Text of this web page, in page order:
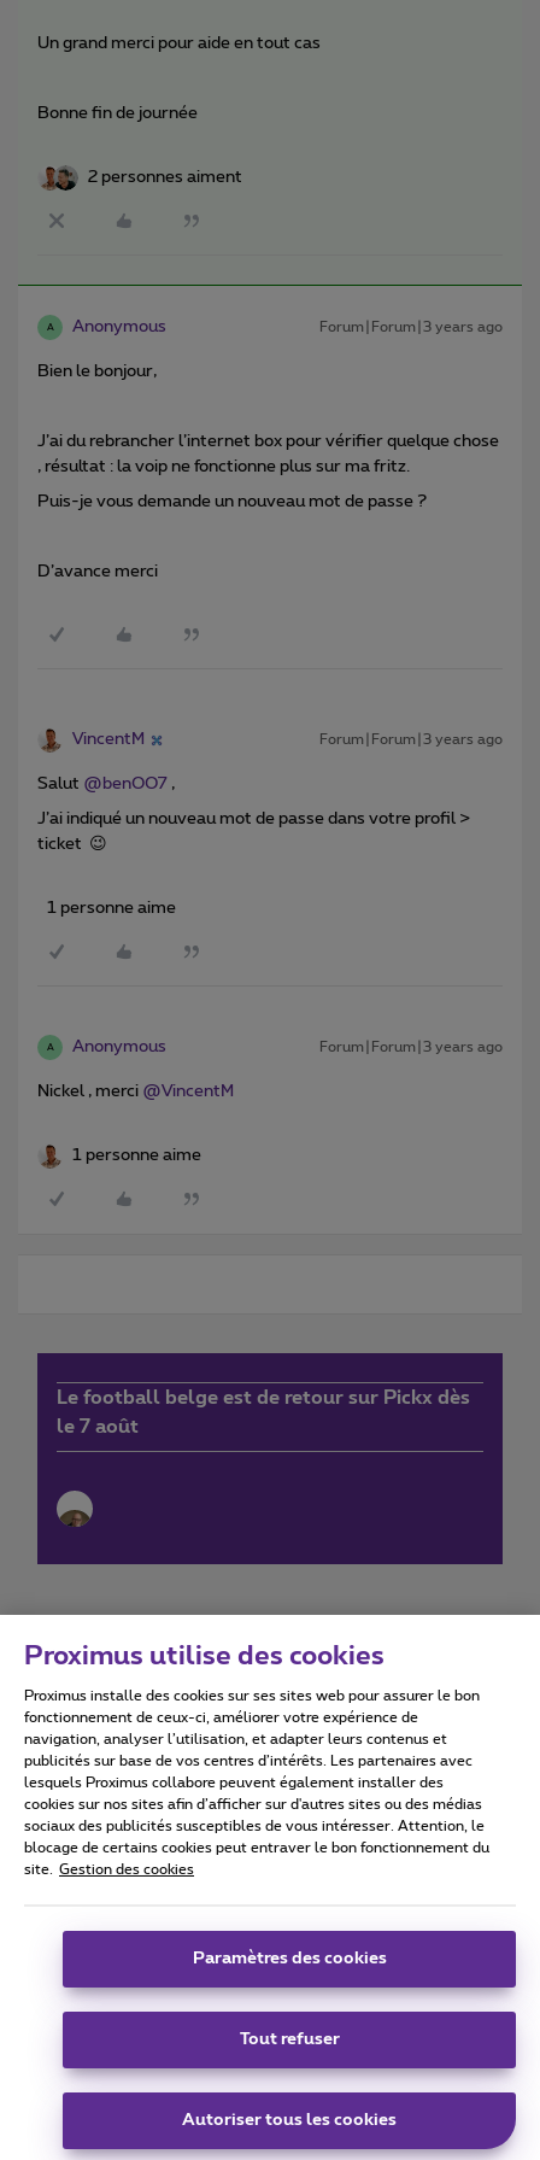
Un grand merci pour aide en tout cas
Bonne fin de journée
2 personnes aiment
A Anonymous Forum|Forum|3 years ago
Bien le bonjour,
J’ai du rebrancher l’internet box pour vérifier quelque chose
, résultat : la voip ne fonctionne plus sur ma fritz.
Puis-je vous demande un nouveau mot de passe ?
D’avance merci
VincentM Forum|Forum|3 years ago
Salut @benOO7 ,
J’ai indiqué un nouveau mot de passe dans votre profil >
ticket 😉
1 personne aime
A Anonymous Forum|Forum|3 years ago
Nickel , merci @VincentM
1 personne aime
Le football belge est de retour sur Pickx dès
le 7 août
Conditions d'utilisation Accessibility statement
Tous droits réservés. © 2026 Proximus
Conditions générales, info consommateur
Coordonnées de l’entreprise
Boulevard du Roi Albert II 27 - B-1030 Bruxelles.
Carrier & Wholesale Solutions
|Telindus
|Sitemap
Proximus utilise des cookies
Proximus installe des cookies sur ses sites web pour assurer le bon
fonctionnement de ceux-ci, améliorer votre expérience de
navigation, analyser l’utilisation, et adapter leurs contenus et
publicités sur base de vos centres d’intérêts. Les partenaires avec
lesquels Proximus collabore peuvent également installer des
cookies sur nos sites afin d’afficher sur d'autres sites ou des médias
sociaux des publicités susceptibles de vous intéresser. Attention, le
blocage de certains cookies peut entraver le bon fonctionnement du
site.
Gestion des cookies
Paramètres des cookies
Tout refuser
Autoriser tous les cookies